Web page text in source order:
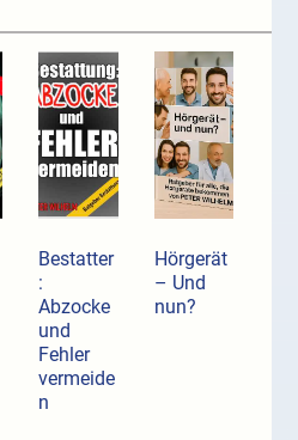
Bestatter
:
Abzocke
und
Fehler
vermeide
n
Hörgerät
– Und
nun?